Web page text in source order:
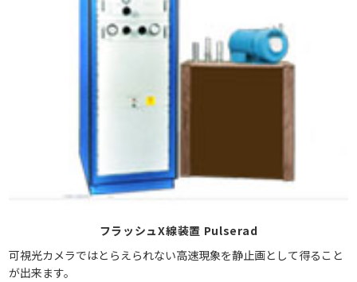
フラッシュX線装置 Pulserad
可視光カメラではとらえられない高速現象を静止画として得ること
が出来ます。